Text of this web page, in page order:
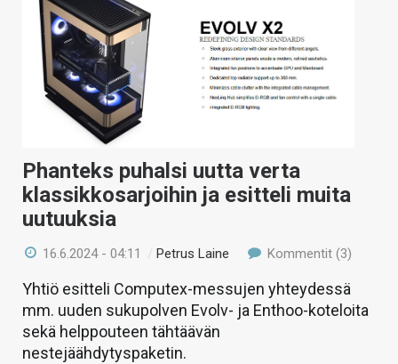
HINTA.FI
KAUPPA
VAIHDA TEEMA
HAKU
Phanteks puhalsi uutta verta
klassikkosarjoihin ja esitteli muita
uutuuksia
16.6.2024 - 04:11 / Petrus Laine Kommentit (3)
Yhtiö esitteli Computex-messujen yhteydessä
mm. uuden sukupolven Evolv- ja Enthoo-koteloita
sekä helppouteen tähtäävän
nestejäähdytyspaketin.